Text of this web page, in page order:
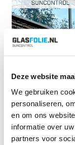
Deze website
We gebruiken
personaliseren,
en om ons
informatie over
partners voor